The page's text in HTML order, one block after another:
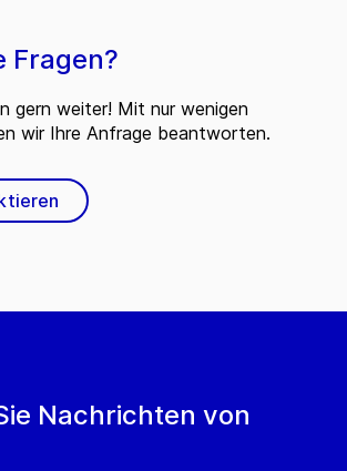
Nachrichten von
Fragen?
gern weiter! Mit nur wenigen
wir Ihre Anfrage beantworten.